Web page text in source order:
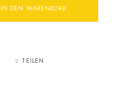
IN DEN WARENKORB
TEILEN